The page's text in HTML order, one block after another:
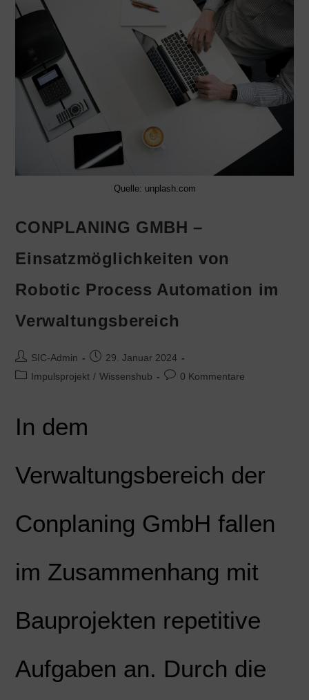
Quelle: unplash.com
CONPLANING GMBH –
Einsatzmöglichkeiten von
Robotic Process Automation im
Verwaltungsbereich
SIC-Admin
29. Januar 2024
Impulsprojekt / Wissenshub 0 Kommentare
In dem
Verwaltungsbereich der
Conplaning GmbH fallen
im Zusammenhang mit
Bauprojekten repetitive
Aufgaben an. Durch die